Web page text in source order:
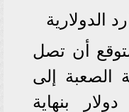
الدولارية
أن تصل
الصعبة إلى
مليار دولار بنهاية